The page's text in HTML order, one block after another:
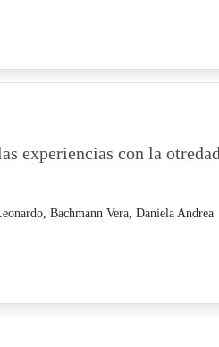
experiencias con la otredad
Bachmann Vera, Daniela Andrea